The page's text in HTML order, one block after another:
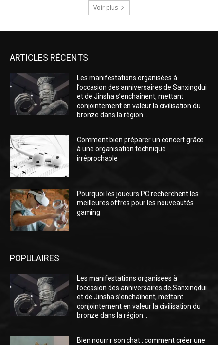
Voir plus
ARTICLES RÉCENTS
Les manifestations organisées à
l’occasion des anniversaires de Sanxingdui
et de Jinsha s’enchaînent, mettant
conjointement en valeur la civilisation du
bronze dans la région...
Comment bien préparer un concert grâce
à une organisation technique
irréprochable
Pourquoi les joueurs PC recherchent les
meilleures offres pour les nouveautés
gaming
POPULAIRES
Les manifestations organisées à
l’occasion des anniversaires de Sanxingdui
et de Jinsha s’enchaînent, mettant
conjointement en valeur la civilisation du
bronze dans la région...
Bien nourrir son chat : comment créer une